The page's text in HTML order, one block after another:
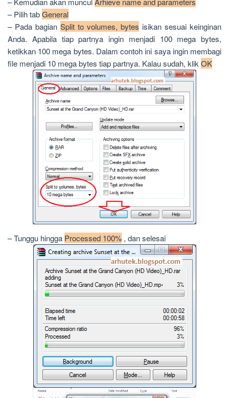
– Pilih tabGeneral
– Pada bagian Split to volumes, bytes isikan sesuai keinginan
Anda. Apabila tiap partnya ingin menjadi 100 mega bytes,
ketikkan 100 mega bytes. Dalam contoh ini saya ingin membagi
file menjadi 10 mega bytes tiap partnya. Kalau sudah, klik OK
– Tunggu hingga Processed 100% , dan selesai